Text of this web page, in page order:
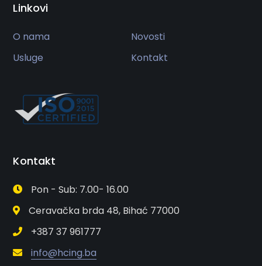
Linkovi
O nama
Novosti
Usluge
Kontakt
Kontakt
Pon - Sub: 7.00- 16.00
Ceravačka brda 48, Bihać 77000
+387 37 961777
info@hcing.ba